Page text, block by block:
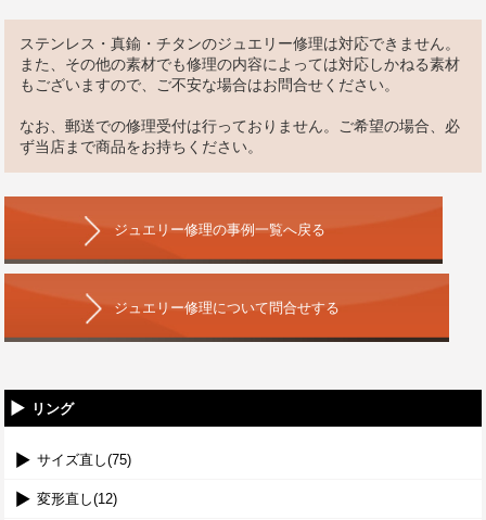
ステンレス・真鍮・チタンのジュエリー修理は対応できません。
また、その他の素材でも修理の内容によっては対応しかねる素材
もございますので、ご不安な場合はお問合せください。
なお、郵送での修理受付は行っておりません。ご希望の場合、必
ず当店まで商品をお持ちください。
ジュエリー修理の事例一覧へ戻る
ジュエリー修理について問合せする
リング
サイズ直し(75)
変形直し(12)